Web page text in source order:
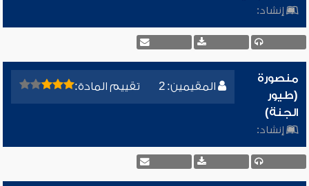
إنشاد:
المقيمين: 2 تقييم المادة:
منصورة
(طيور
الجنة)
إنشاد: